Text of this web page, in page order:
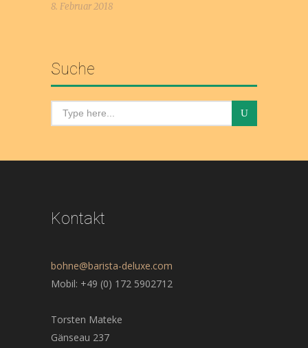
8. Februar 2018
Suche
Kontakt
bohne@barista-deluxe.com
Mobil: +49 (0) 172 5902712
Torsten Mateke
Gänseau 237